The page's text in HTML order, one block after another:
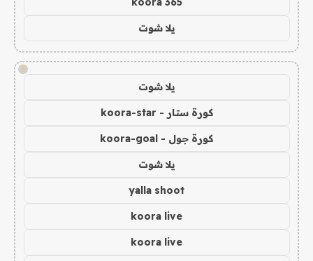
يلا شوت
!
يلا شوت
كورة ستار - koora-star
كورة جول - koora-goal
يلا شوت
yalla shoot
koora live
koora live